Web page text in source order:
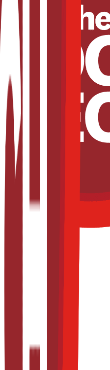
at TFT S&E 2025